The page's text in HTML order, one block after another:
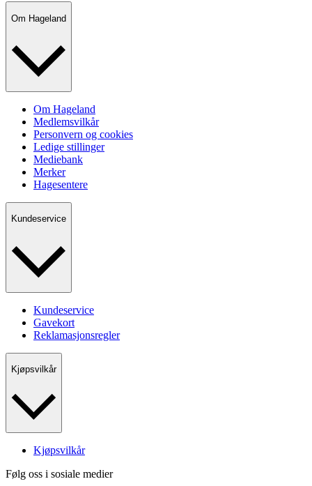
Om Hageland
Om Hageland
Medlemsvilkår
Personvern og cookies
Ledige stillinger
Mediebank
Merker
Hagesentere
Kundeservice
Kundeservice
Gavekort
Reklamasjonsregler
Kjøpsvilkår
Kjøpsvilkår
Følg oss i sosiale medier